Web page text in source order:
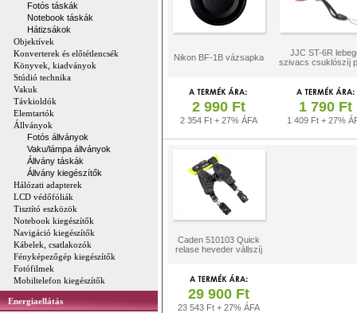
Fotós táskák
Notebook táskák
Hátizsákok
Objektívek
Konverterek és előtétlencsék
Könyvek, kiadványok
Stúdió technika
Vakuk
Távkioldók
Elemtartók
Állványok
Fotós állványok
Vaku/lámpa állványok
Állvány táskák
Állvány kiegészítők
Hálózati adapterek
LCD védőfóliák
Tisztító eszközök
Notebook kiegészítők
Navigáció kiegészítők
Kábelek, csatlakozók
Fényképezőgép kiegészítők
Fotófilmek
Mobiltelefon kiegészítők
Energiaellátás
Nikon BF-1B vázsapka
JJC ST-6R
szivacs csuklószíj
2 990 Ft
2 354 Ft + 27% ÁFA
1 790 Ft
1 409 Ft + 27%
Caden 510103 Quick
relase heveder vállszíj
29 900 Ft
23 543 Ft + 27% ÁFA